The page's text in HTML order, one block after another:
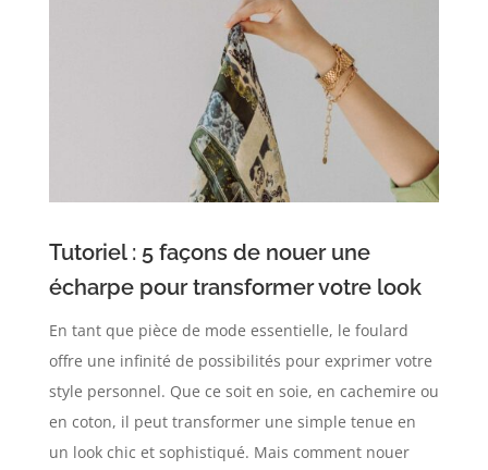
Tutoriel : 5 façons de nouer une
écharpe pour transformer votre look
En tant que pièce de mode essentielle, le foulard
offre une infinité de possibilités pour exprimer votre
style personnel. Que ce soit en soie, en cachemire ou
en coton, il peut transformer une simple tenue en
un look chic et sophistiqué. Mais comment nouer